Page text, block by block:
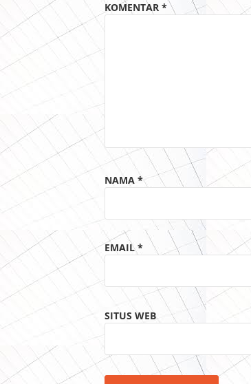
KOMENTAR *
NAMA *
EMAIL*
SITUS WEB